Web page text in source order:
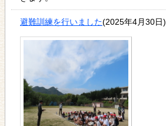
避難訓練を行いました(2025年4月30日)